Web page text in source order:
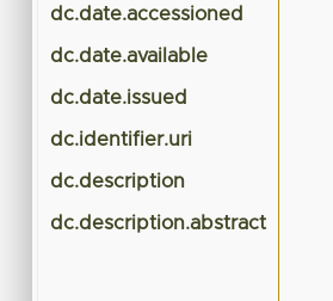
dc.date.accessioned
dc.date.available
dc.date.issued
dc.identifier.uri
dc.description
dc.description.abstract